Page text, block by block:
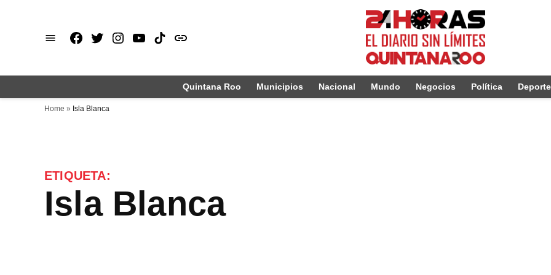
Facebook
X Instagram
Youtube
TikTok
issuu
Quintana Roo Municipios Nacional Mundo Negocios Política
Home » Isla Blanca
ETIQUETA:
Isla Blanca